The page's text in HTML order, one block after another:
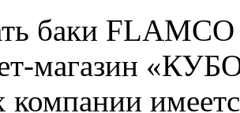
баки FLAMCO
магазин
компании